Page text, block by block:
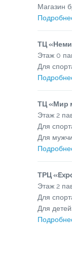
Магазин
ТЦ
Этаж 0
Для
ТЦ «Мир
Этаж 2
Для
Для
ТРЦ
Этаж 2
Для
Для